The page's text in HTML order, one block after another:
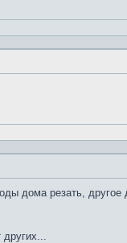
дома резать, другое